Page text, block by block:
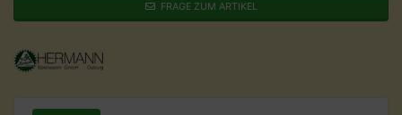
FRAGE ZUM ARTIKEL